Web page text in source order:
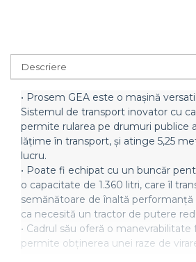
Utilaje pentru vii şi livezi
Utilaje Strip-Till (prelucrare în
benzi)
Utilaje usturoi
Înfoliatoare Baloţi
Descriere
• Prosem GEA este o mașină
Sistemul de transport inovator cu
permite rularea pe drumuri publice
lățime în transport, și atinge 5,25
lucru.
• Poate fi echipat cu un buncăr
o capacitate de 1.360 litri, care îl
semănătoare de înaltă
ca necesită un tractor de putere
• Cadrul său oferă o manevrabilitate
permite obținerea unei raze de